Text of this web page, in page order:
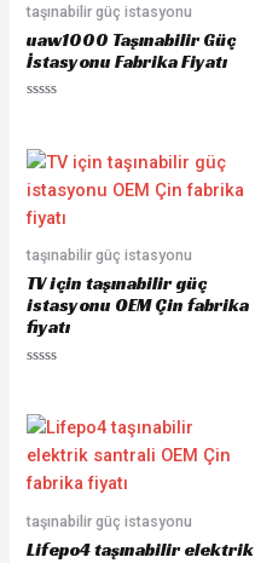
t
f
5
taşınabilir güç istasyonu
uaw1000 Taşınabilir Güç
İstasyonu Fabrika Fiyatı
e
d
0
o
u
t
ftaşınabilir güç istasyonu
TV için taşınabilir güç
istasyonu OEM Çin fabrika
fiyatı
e
d
0
o
u
t
ftaşınabilir güç istasyonu
Lifepo4 taşınabilir elektrik